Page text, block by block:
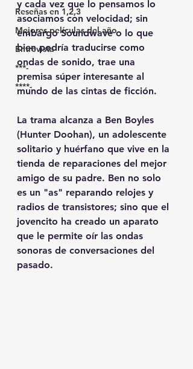
Reseñas en 1,2,3
Mejores películas del año
Entrevista
***-
****-
y cada vez que lo pensamos lo
asociamos con velocidad; sin
embargo Soundwave o lo que
bien podría traducirse como
ondas de sonido, trae una
premisa súper interesante al
mundo de las cintas de ficción.
La trama alcanza a Ben Boyles
(Hunter Doohan), un adolescente
solitario y huérfano que vive en la
tienda de reparaciones del mejor
amigo de su padre. Ben no solo
es un "as" reparando relojes y
radios de transistores; sino que el
jovencito ha creado un aparato
que le permite oír las ondas
sonoras de conversaciones del
pasado.